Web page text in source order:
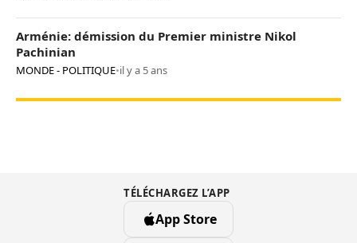
Arménie: démission du Premier ministre Nikol
Pachinian
MONDE - POLITIQUE•il y a 5 ans
TÉLÉCHARGEZ L’APP
App Store